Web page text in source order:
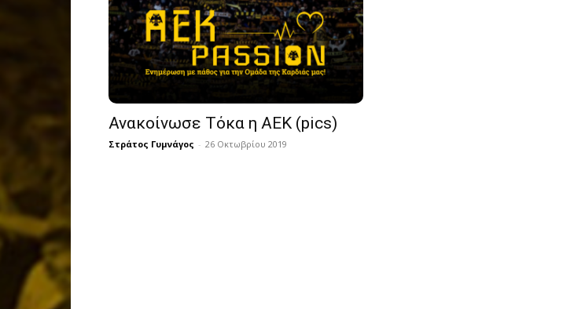
Ανακοίνωσε Τόκα η ΑΕΚ (pics)
Στράτος Γυμνάγος - 26 Οκτωβρίου 2019